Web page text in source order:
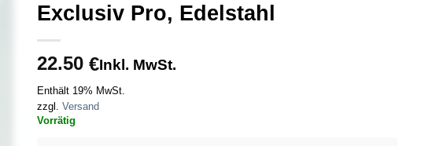
Exclusiv Pro, Edelstahl
22.50 €Inkl. MwSt.
Enthält 19% MwSt.
zzgl. Versand
Vorrätig